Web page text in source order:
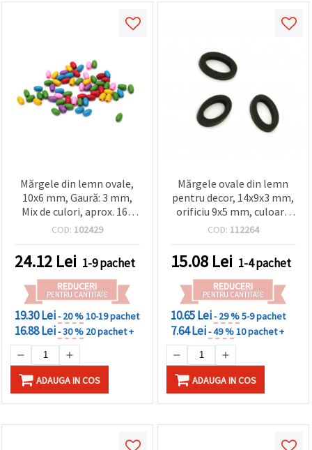
Mărgele din lemn ovale,
10x6 mm, Gaură: 3 mm,
Mix de culori, aprox. 160
buc (aprox. 35 g)
COD: 102429
24.12 Lei 1-9 pachet
REDUCERI
PENTRU CANTITATE
19.30 Lei- 20 %10-19 pachet
16.88 Lei- 30 % 20 pachet +
ADAUGA IN COS
Mărgele ovale din lemn
pentru decor, 14x9x3 mm,
orificiu 9x5 mm, culoare
neagră - 20 bucăți
COD: 112264
15.08 Lei 1-4 pachet
REDUCERI
PENTRU CANTITATE
10.65 Lei- 29 %5-9 pachet
7.64 Lei- 49 %10 pachet +
ADAUGA IN COS